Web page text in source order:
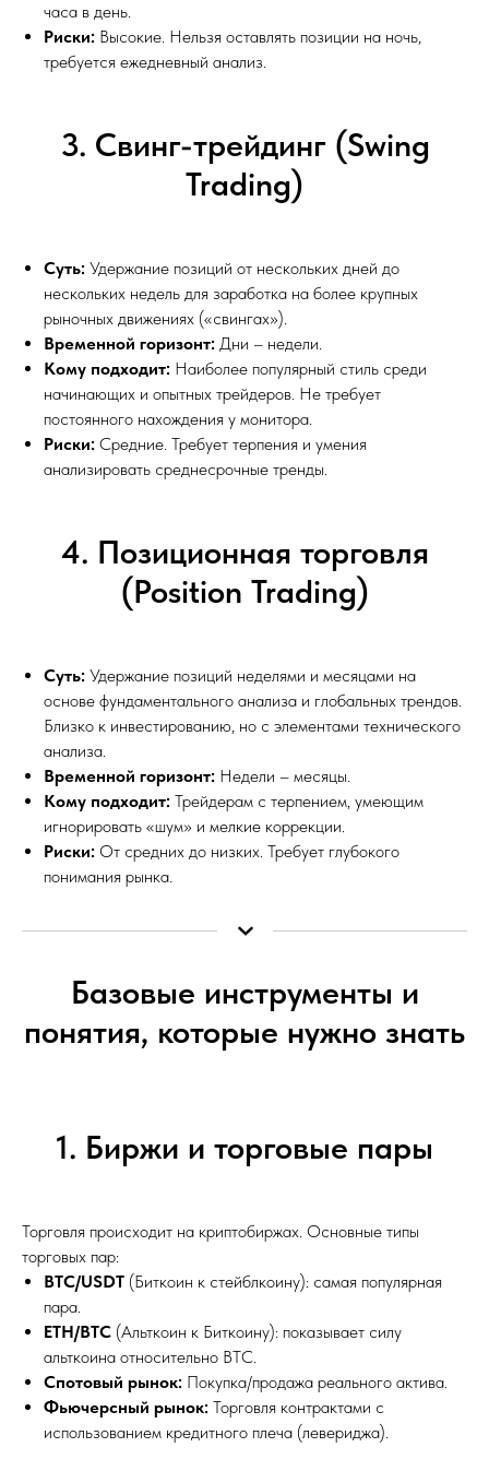
часа в день.
Риски: Высокие. Нельзя оставлять позиции на ночь,
требуется ежедневный анализ.
3. Свинг-трейдинг (Swing
Trading)
Суть: Удержание позиций от нескольких дней до
нескольких недель для заработка на более крупных
рыночных движениях («свингах»).
Временной горизонт: Дни – недели.
Кому подходит: Наиболее популярный стиль среди
начинающих и опытных трейдеров. Не требует
постоянного нахождения у монитора.
Риски: Средние. Требует терпения и умения
анализировать среднесрочные тренды.
4. Позиционная торговля
(Position Trading)
Суть: Удержание позиций неделями и месяцами на
основе фундаментального анализа и глобальных трендов.
Близко к инвестированию, но с элементами технического
анализа.
Временной горизонт: Недели – месяцы.
Кому подходит: Трейдерам с терпением, умеющим
игнорировать «шум» и мелкие коррекции.
Риски: От средних до низких. Требует глубокого
понимания рынка.
Базовые инструменты и
понятия, которые нужно знать
1. Биржи и торговые пары
Торговля происходит на криптобиржах. Основные типы
торговых пар:
BTC/USDT (Биткоин к стейблкоину): самая популярная
пара.
ETH/BTC (Альткоин к Биткоину): показывает силу
альткоина относительно BTC.
Спотовый рынок: Покупка/продажа реального актива.
Фьючерсный рынок: Торговля контрактами с
использованием кредитного плеча (левериджа).